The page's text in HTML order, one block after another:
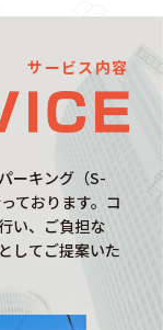
サービス内容
ーキング（S-
ております。コ
い、ご負担な
してご提案いた